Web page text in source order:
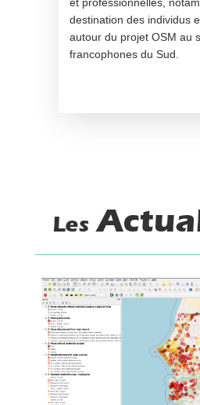
et professionnelles,
destination des individus
autour du projet OSM au
francophones du Sud.
Les